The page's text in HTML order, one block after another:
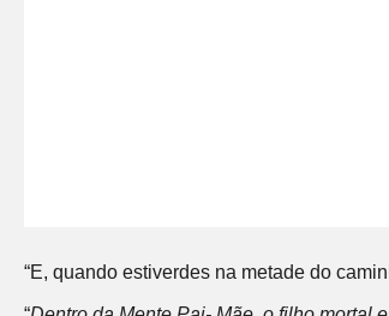
“E, quando estiverdes na metade do